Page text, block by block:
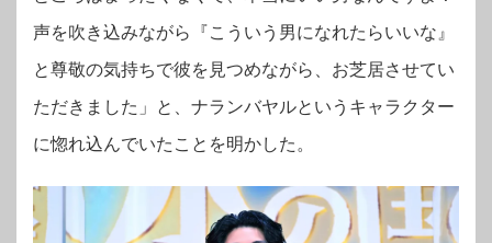
声を吹き込みながら『こういう男になれたらいいな』
と尊敬の気持ちで彼を見つめながら、お芝居させてい
ただきました」と、ナランバヤルというキャラクター
に惚れ込んでいたことを明かした。